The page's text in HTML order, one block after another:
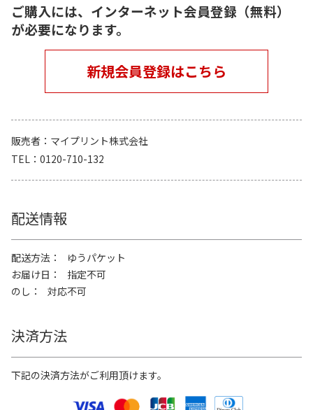
ご購入には、インターネット会員登録（無料）
が必要になります。
新規会員登録はこちら
販売者
マイプリント株式会社
TEL
0120-710-132
配送情報
配送方法
ゆうパケット
お届け日
指定不可
のし
対応不可
決済方法
下記の決済方法がご利用頂けます。